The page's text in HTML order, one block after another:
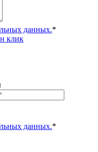
данных.*
клик
данных.*